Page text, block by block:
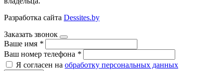
Разработка сайта Dessites.by
Заказать звонок
Ваше имя *
Ваш номер телефона *
Я согласен на обработку персональных данных